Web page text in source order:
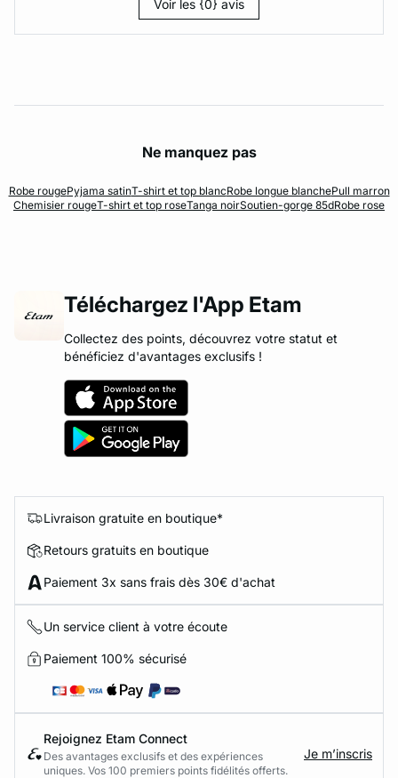
Voir les {0} avis
Ne manquez pas
Robe rougePyjama satinT-shirt et top blancRobe longue blanchePull marron
Chemisier rougeT-shirt et top roseTanga noirSoutien-gorge 85dRobe rose
Téléchargez l'App Etam
Collectez des points, découvrez votre statut et
bénéficiez d'avantages exclusifs !
Livraison gratuite en boutique*
Retours gratuits en boutique
Paiement 3x sans frais dès 30€ d'achat
Un service client à votre écoute
Paiement 100% sécurisé
Rejoignez Etam Connect
Des avantages exclusifs et des expériences
uniques. Vos 100 premiers points fidélités offerts.
Je m’inscris